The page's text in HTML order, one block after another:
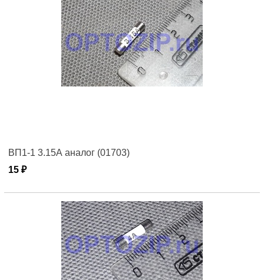
ВП1-1 3.15А аналог (01703)
15 ₽